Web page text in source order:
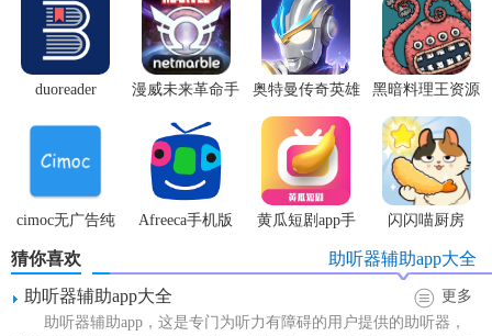
化的学习计划。
5. 离线下载：支持离线下载听力材料，方便用户随时随地学
习。
听博士app最新版亮点
1. 专业发音指导：提供详细的发音技巧和练习，帮助用户纠
正发音问题。
2. 实时语音评测：通过AI技术，实现实时的语音质量评估和
反馈。
3. 社区互动：用户可以在社区中分享学习心得、交流经验，
duoreader
漫威未来革命手
奥特曼传奇英雄
体验服
黑暗料理王资源
无限
cimoc无广告纯
净版
Afreeca手机版
黄瓜短剧app手
闪闪喵厨房
猜你喜欢
助听器辅助app大全
助听器辅助app大全
更多
助听器辅助app，这是专门为听力有障碍的用户提供的助听器，